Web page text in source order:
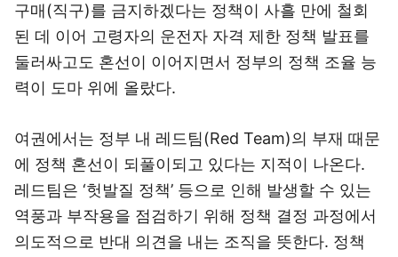
구매(직구)를 금지하겠다는 정책이 사흘 만에 철회
된 데 이어 고령자의 운전자 자격 제한 정책 발표를
둘러싸고도 혼선이 이어지면서 정부의 정책 조율 능
력이 도마 위에 올랐다.
여권에서는 정부 내 레드팀(Red Team)의 부재 때문
에 정책 혼선이 되풀이되고 있다는 지적이 나온다.
레드팀은 ‘헛발질 정책’ 등으로 인해 발생할 수 있는
역풍과 부작용을 점검하기 위해 정책 결정 과정에서
의도적으로 반대 의견을 내는 조직을 뜻한다. 정책